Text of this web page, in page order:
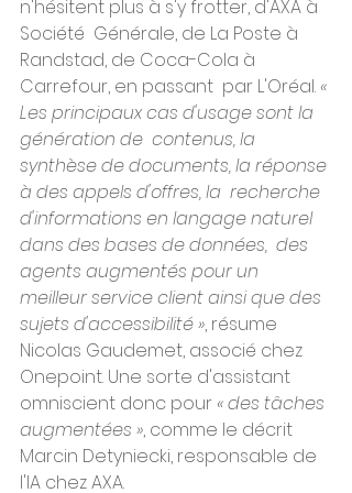
n'hésitent plus à s'y frotter, d'AXA à
Société  Générale, de La Poste à
Randstad, de Coca-Cola à
Carrefour, en passant  par L'Oréal. «
Les principaux cas d'usage sont la
génération de  contenus, la
synthèse de documents, la réponse
à des appels d'offres, la  recherche
d'informations en langage naturel
dans des bases de données,  des
agents augmentés pour un
meilleur service client ainsi que des
sujets d'accessibilité », résume
Nicolas Gaudemet, associé chez
Onepoint. Une sorte d'assistant
omniscient donc pour « des tâches
augmentées », comme le décrit
Marcin Detyniecki, responsable de
l'IA chez AXA.